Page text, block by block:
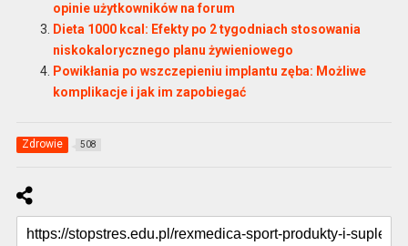
opinie użytkowników na forum
Dieta 1000 kcal: Efekty po 2 tygodniach stosowania
niskokalorycznego planu żywieniowego
Powikłania po wszczepieniu implantu zęba: Możliwe
komplikacje i jak im zapobiegać
Zdrowie 508